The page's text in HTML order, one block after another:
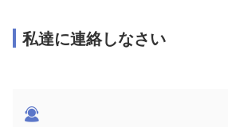
私達に連絡しなさい